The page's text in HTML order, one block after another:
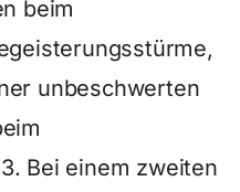
beim
unbeschwerten
Bei einem zweiten